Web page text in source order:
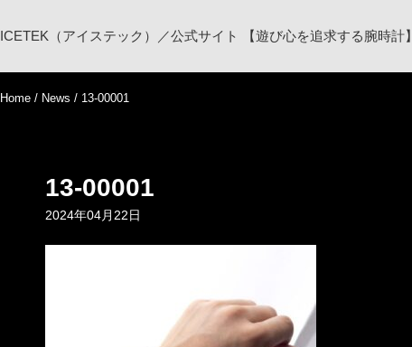
ICETEK（アイステック）／公式サイト 【遊び心を追求する腕時計】
Home / News / 13-00001
13-00001
2024年04月22日